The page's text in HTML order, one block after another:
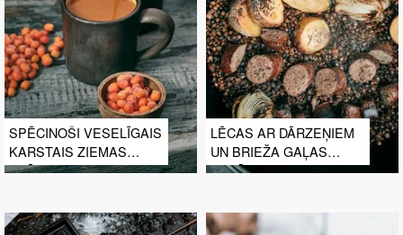
SPĒCINOŠI VESELĪGAIS
KARSTAIS ZIEMAS
DZĒRIENS
LĒCAS AR DĀRZEŅIEM
UN BRIEŽA GAĻAS
KUPĀTIEM